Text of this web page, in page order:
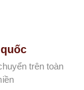
trên toàn